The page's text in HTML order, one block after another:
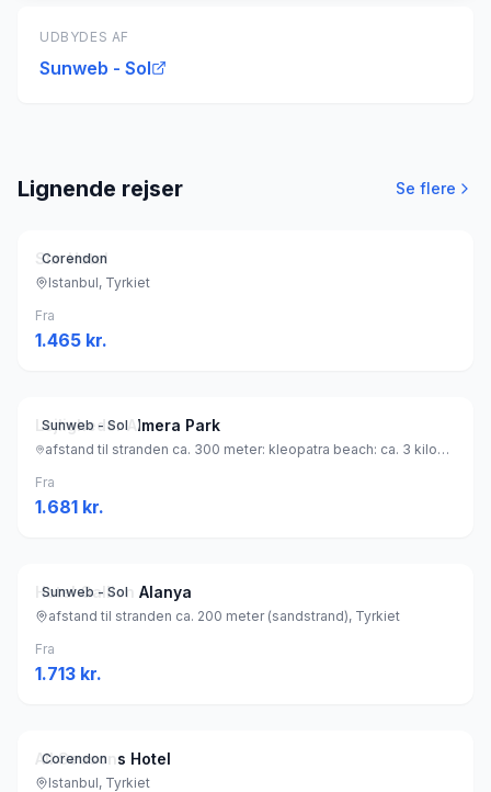
UDBYDES AF
Sunweb - Sol
Lignende rejser Se flere
Corendon
Sim Hotel
Istanbul, Tyrkiet
Fra
1.465 kr.
Sunweb - Sol
Lejligheder Almera Park
afstand til stranden ca. 300 meter: kleopatra beach: ca. 3 kilometer (sandstrand), Tyrkiet
Fra
1.681 kr.
Sunweb - Sol
Hotel Gallion Alanya
afstand til stranden ca. 200 meter (sandstrand), Tyrkiet
Fra
1.713 kr.
Corendon
All Seasons Hotel
Istanbul, Tyrkiet